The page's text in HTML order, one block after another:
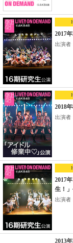
2017
出演者
2018
出演者
2017
生！
出演者
2013